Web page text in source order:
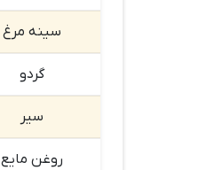
سینه مرغ
گردو
سیر
روغن مایع